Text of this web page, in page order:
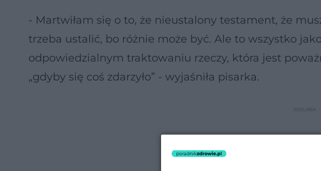
- Martwiłam się o to, że nieustalony testament, że
trzeba ustalić, bo różnie może być. Ale to wszystko
odpowiedzialnym traktowaniu rzeczy, która jest
„gdyby się coś zdarzyło” - wyjaśniła pisarka.